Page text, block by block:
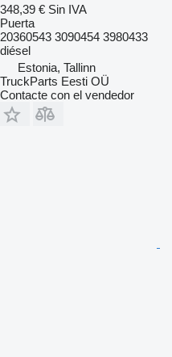
348,39 € Sin IVA
Puerta
20360543 3090454 3980433
diésel
Estonia, Tallinn
TruckParts Eesti OÜ
Contacte con el vendedor